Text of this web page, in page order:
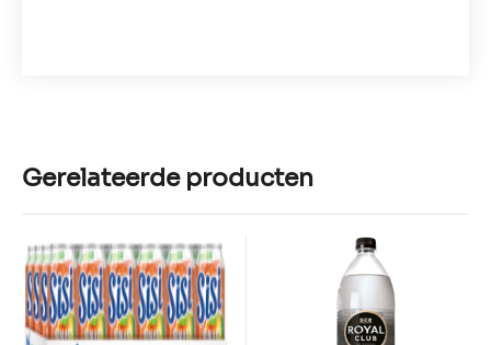
Gerelateerde producten